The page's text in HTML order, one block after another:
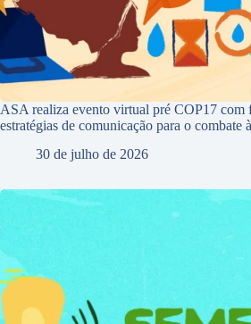
ASA realiza evento virtual pré COP17 com
estratégias de comunicação para o combate
30 de julho de 2026